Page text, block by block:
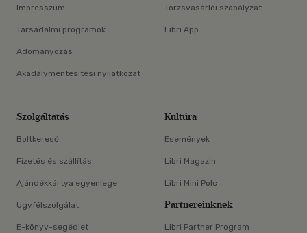
Impresszum
Társadalmi programok
Adományozás
Akadálymentesítési nyilatkozat
Törzsvásárlói szabályzat
Libri App
Szolgáltatás
Boltkereső
Fizetés és szállítás
Ajándékkártya egyenlege
Ügyfélszolgálat
E-könyv-segédlet
Kultúra
Események
Libri Magazin
Libri Mini Polc
Partnereinknek
Libri Partner Program